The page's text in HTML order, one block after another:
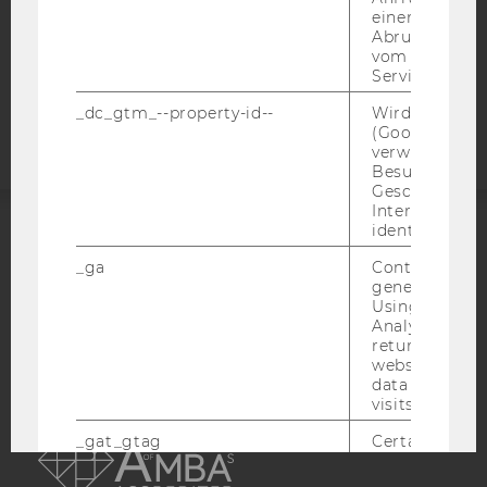
Barrierefreiheitserklärung
Webseite
ACCREDITED BY:
AMBA
einen Fehler
Abrufen
vom AMP
Service an.
_dc_gtm_--property-id--
Wird von
(Google Tag
verwendet,
Besucher
Geschlecht
Interessen zu
identifizieren.
_ga
Contains a
generated
Using this
Analytics can
returning
website and
data from
visits.
_gat_gtag
Certain data